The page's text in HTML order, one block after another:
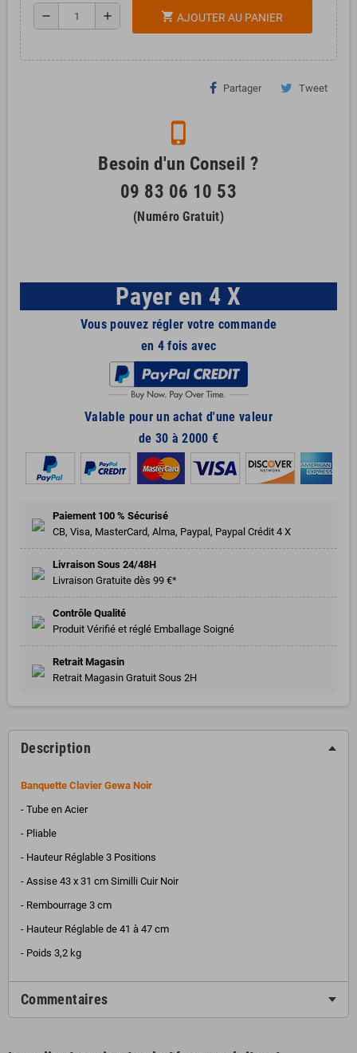
remove add shopping_cart AJOUTER AU PANIER
Partager Tweet
phone_iphone
Besoin d'un Conseil ?
09 83 06 10 53
(Numéro Gratuit)
Payer en 4 X
Vous pouvez régler votre commande
en 4 fois avec
Valable pour un achat d'une valeur
de 30 à 2000 €
Paiement 100 % Sécurisé
CB, Visa, MasterCard, Alma, Paypal, Paypal Crédit 4 X
Livraison Sous 24/48H
Livraison Gratuite dès 99 €*
Contrôle Qualité
Produit Vérifié et réglé Emballage Soigné
Retrait Magasin
Retrait Magasin Gratuit Sous 2H
Description
Banquette Clavier Gewa Noir
- Tube en Acier
- Pliable
- Hauteur Réglable 3 Positions
- Assise 43 x 31 cm Similli Cuir Noir
- Rembourrage 3 cm
- Hauteur Réglable de 41 à 47 cm
- Poids 3,2 kg
Commentaires